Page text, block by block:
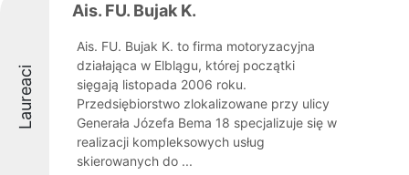
Laureaci
Ais. FU. Bujak K.
Ais. FU. Bujak K. to firma motoryzacyjna
działająca w Elblągu, której początki
sięgają listopada 2006 roku.
Przedsiębiorstwo zlokalizowane przy ulicy
Generała Józefa Bema 18 specjalizuje się w
realizacji kompleksowych usług
skierowanych do ...